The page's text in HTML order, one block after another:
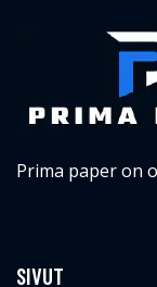
Prima paper on
SIVUT